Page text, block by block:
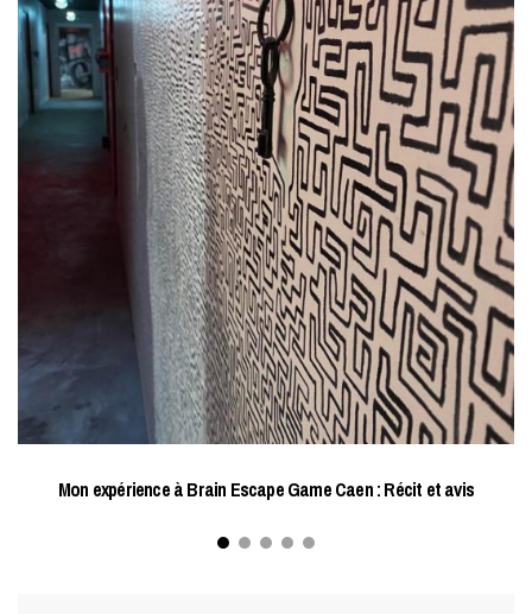
Mon expérience à Brain Escape Game Caen : Récit et avis